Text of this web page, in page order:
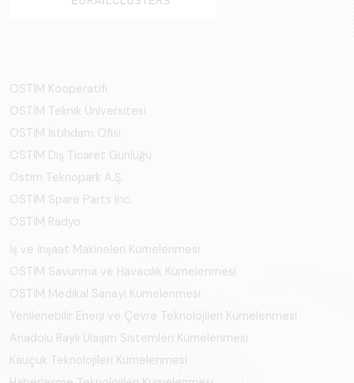
OSTİM Kooperatifi
OSTİM Teknik Üniversitesi
OSTİM İstihdam Ofisi
OSTİM Dış Ticaret Günlüğü
Ostim Teknopark A.Ş.
OSTİM Spare Parts Inc.
OSTİM Radyo
İş ve İnşaat Makineleri Kümelenmesi
OSTİM Savunma ve Havacılık Kümelenmesi
OSTİM Medikal Sanayi Kümelenmesi
Yenilenebilir Enerji ve Çevre Teknolojileri Kümelenmesi
Anadolu Raylı Ulaşım Sistemleri Kümelenmesi
Kauçuk Teknolojileri Kümelenmesi